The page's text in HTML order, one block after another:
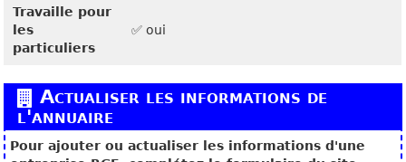
Travaille pour
les
particuliers
✅ oui
Actualiser les informations de
l'annuaire
Pour ajouter ou actualiser les informations d'une